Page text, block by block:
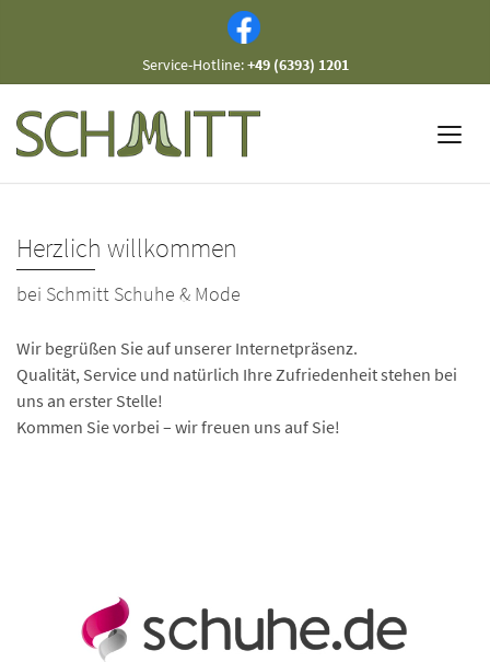
Service-Hotline:+49 (6393) 1201
Herzlich willkommen
bei Schmitt Schuhe & Mode
Wir begrüßen Sie auf unserer Internetpräsenz.
Qualität, Service und natürlich Ihre Zufriedenheit stehen bei
uns an erster Stelle!
Kommen Sie vorbei – wir freuen uns auf Sie!